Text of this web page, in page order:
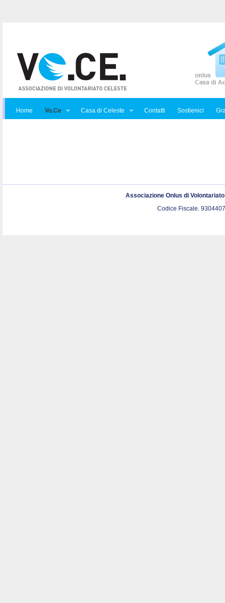
Home Vo.Ce Casa di Celeste Contatti Sostienici
Associazione Onlus di
Codice Fiscale.